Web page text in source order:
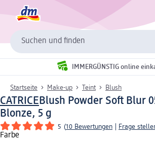
Suchen und finden
IMMERGÜNSTIG online
Startseite Make-up Teint Blush
CATRICEBlush Powder Soft Blur
Blonze, 5 g
5 (10 Bewertungen Frage
Farbe